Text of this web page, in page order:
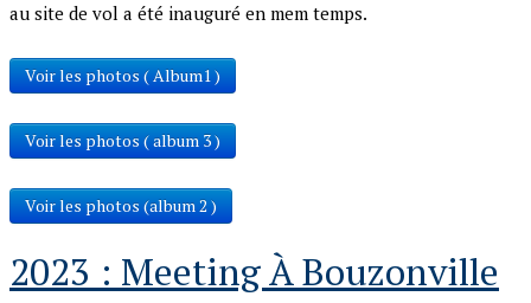
au site de vol a été inauguré en mem temps.
Voir les photos ( Album1 )
Voir les photos ( album 3 )
Voir les photos (album 2 )
2023 : Meeting À Bouzonville